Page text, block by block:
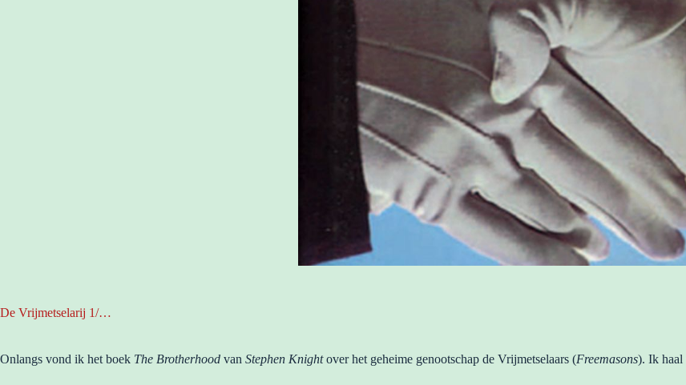
De Vrijmetselarij 1/…
Onlangs vond ik het boek The Brotherhood van Stephen Knightover het geheime genootschap de Vrijmetselaars (Freemasons). Ik haal